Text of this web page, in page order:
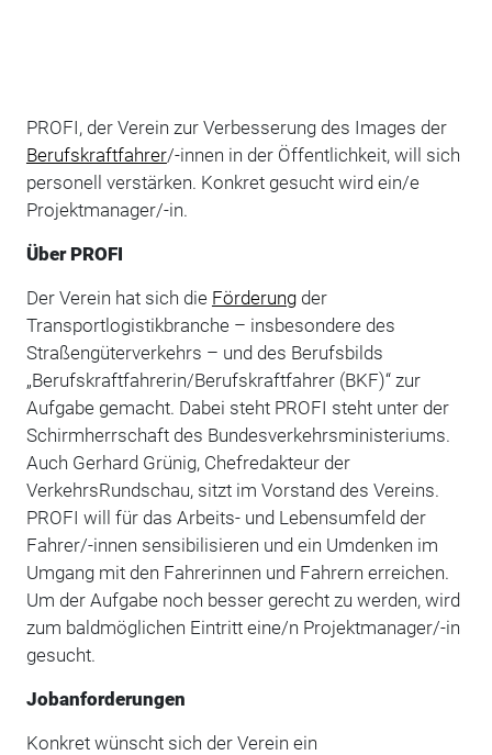
PROFI, der Verein zur Verbesserung des Images der
Berufskraftfahrer/-innen in der Öffentlichkeit, will sich
personell verstärken. Konkret gesucht wird ein/e
Projektmanager/-in.
Über PROFI
Der Verein hat sich die Förderungder
Transportlogistikbranche – insbesondere des
Straßengüterverkehrs – und des Berufsbilds
„Berufskraftfahrerin/Berufskraftfahrer (BKF)“ zur
Aufgabe gemacht. Dabei steht PROFI steht unter der
Schirmherrschaft des Bundesverkehrsministeriums.
Auch Gerhard Grünig, Chefredakteur der
VerkehrsRundschau, sitzt im Vorstand des Vereins.
PROFI will für das Arbeits- und Lebensumfeld der
Fahrer/-innen sensibilisieren und ein Umdenken im
Umgang mit den Fahrerinnen und Fahrern erreichen.
Um der Aufgabe noch besser gerecht zu werden, wird
zum baldmöglichen Eintritt eine/n Projektmanager/-in
gesucht.
Jobanforderungen
Konkret wünscht sich der Verein ein